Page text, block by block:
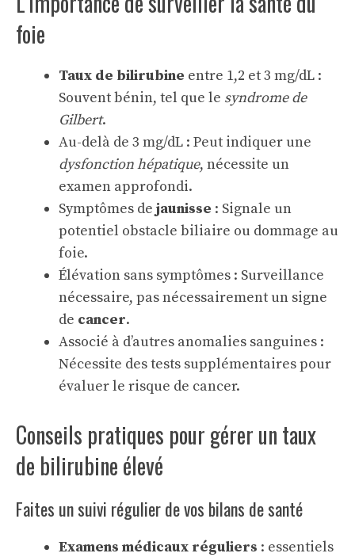
foie
Taux de bilirubine entre 1,2 et 3 mg/dL :
Souvent bénin, tel que le syndrome de
Gilbert.
Au-delà de 3 mg/dL : Peut indiquer une
dysfonction hépatique, nécessite un
examen approfondi.
Symptômes de jaunisse : Signale un
potentiel obstacle biliaire ou dommage au
foie.
Élévation sans symptômes : Surveillance
nécessaire, pas nécessairement un signe
de cancer.
Associé à d’autres anomalies sanguines :
Nécessite des tests supplémentaires pour
évaluer le risque de cancer.
Conseils pratiques pour gérer un taux
de bilirubine élevé
Faites un suivi régulier de vos bilans de santé
Examens médicaux réguliers : essentiels